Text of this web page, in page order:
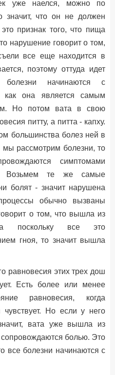
уже наелся, можно по
что он не должен
признак того, что пища
нарушение говорит о том,
все еще находится в
поэтому оттуда идет
начинаются с
как она является самым
Но потом вата в свою
питту, а питта - капху.
большинства болез ней в
мы рассмотрим болезни, то
симптомами
Возьмем те же самые
болят - значит нарушена
обычно вызваны
о том, что вышла из
поскольку все это
гноя, то значит вышла
равновесия этих трех дош
Есть более или менее
равновесия, когда
чувствует. Но если у него
вата уже вышла из
болью. Это
все болезни начинаются с